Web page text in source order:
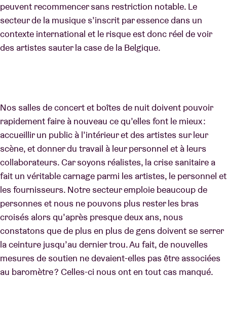
peuvent recommencer sans restriction notable. Le
secteur de la musique s’inscrit par essence dans un
contexte international et le risque est donc réel de voir
des artistes sauter la case de la Belgique.
Nos salles de concert et boîtes de nuit doivent pouvoir
rapidement faire à nouveau ce qu’elles font le mieux :
accueillir un public à l’intérieur et des artistes sur leur
scène, et donner du travail à leur personnel et à leurs
collaborateurs. Car soyons réalistes, la crise sanitaire a
fait un véritable carnage parmi les artistes, le personnel et
les fournisseurs. Notre secteur emploie beaucoup de
personnes et nous ne pouvons plus rester les bras
croisés alors qu’après presque deux ans, nous
constatons que de plus en plus de gens doivent se serrer
la ceinture jusqu’au dernier trou. Au fait, de nouvelles
mesures de soutien ne devaient-elles pas être associées
au baromètre ? Celles-ci nous ont en tout cas manqué.